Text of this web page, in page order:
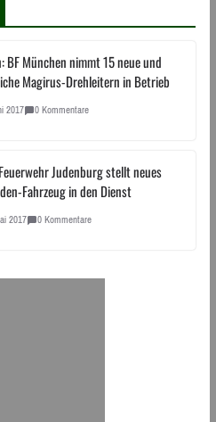
BF München nimmt 15 neue und
Magirus-Drehleitern in Betrieb
2017 0 Kommentare
Judenburg stellt neues
Fahrzeug in den Dienst
2017 0 Kommentare